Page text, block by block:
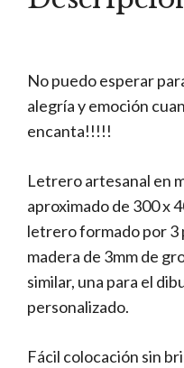
No puedo esperar
alegría y emoción
encanta!!!!!
Letrero artesanal en
aproximado de 300 x
letrero formado por 3
madera de 3mm de
similar, una para el
personalizado.
Fácil colocación sin